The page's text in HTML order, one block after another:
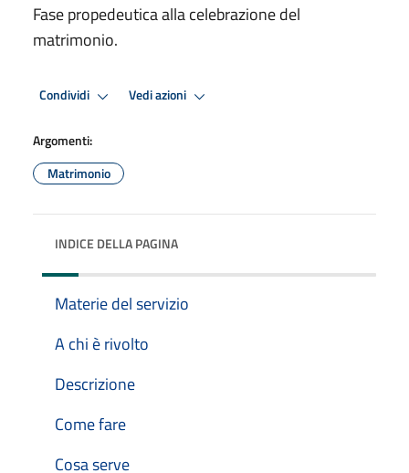
Fase propedeutica alla celebrazione del
matrimonio.
Condividi Vedi azioni
Argomenti:
Matrimonio
INDICE DELLA PAGINA
Materie del servizio
A chi è rivolto
Descrizione
Come fare
Cosa serve